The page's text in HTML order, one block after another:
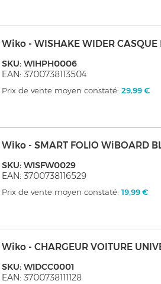
Wiko - WISHAKE WIDER CASQUE
SKU: WIHPH0006
EAN: 3700738113504
Prix de vente moyen constaté:29,99 €
Wiko - SMART FOLIO WiBOARD
SKU: WISFW0029
EAN: 3700738116529
Prix de vente moyen constaté:19,99 €
Wiko - CHARGEUR VOITURE
SKU: WIDCC0001
EAN: 3700738111128